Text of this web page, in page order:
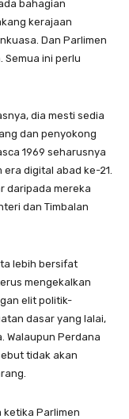
bahagian
kerajaan
Dan Parlimen
Semua ini perlu
dia mesti sedia
dan penyokong
1969 seharusnya
digital abad ke-21.
daripada mereka
dan Timbalan
lebih bersifat
mengekalkan
elit politik-
dasar yang lalai,
Walaupun Perdana
tidak akan
ketika Parlimen